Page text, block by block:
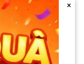
Next article
×